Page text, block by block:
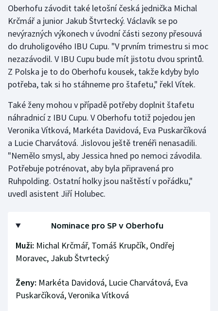
Stolní tenis
Triatlon
Veslování
Vodní slalom
Volejbal
Oberhofu závodit také letošní česká jednička Michal
Krčmář a junior Jakub Štvrtecký. Václavík se po
nevýrazných výkonech v úvodní části sezony přesouvá
do druholigového IBU Cupu. "V prvním trimestru si moc
nezazávodil. V IBU Cupu bude mít jistotu dvou sprintů.
Z Polska je to do Oberhofu kousek, takže kdyby bylo
potřeba, tak si ho stáhneme pro štafetu," řekl Vítek.
Také ženy mohou v případě potřeby doplnit štafetu
náhradnicí z IBU Cupu. V Oberhofu totiž pojedou jen
Veronika Vítková, Markéta Davidová, Eva Puskarčíková
a Lucie Charvátová. Jislovou ještě trenéři nenasadili.
"Nemělo smysl, aby Jessica hned po nemoci závodila.
Potřebuje potrénovat, aby byla připravená pro
Ruhpolding. Ostatní holky jsou naštěstí v pořádku,"
uvedl asistent Jiří Holubec.
Nominace pro SP v Oberhofu
Muži: Michal Krčmář, Tomáš Krupčík, Ondřej
Moravec, Jakub Štvrtecký
Ženy: Markéta Davidová, Lucie Charvátová, Eva
Puskarčíková, Veronika Vítková